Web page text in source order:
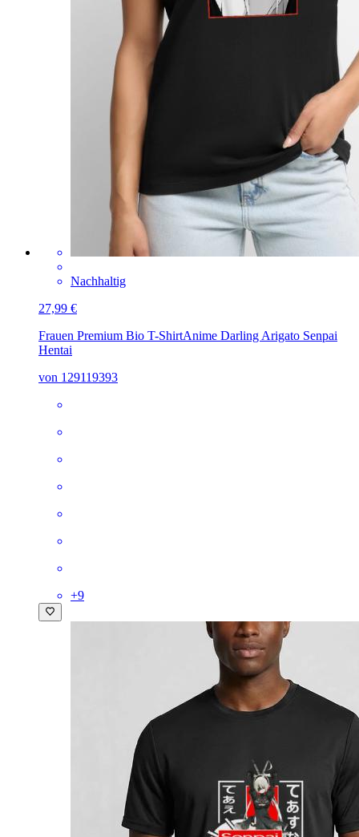
Nachhaltig
27,99 €
Frauen Premium Bio T-ShirtAnime Darling Arigato Senpai
Hentai
von 129119393
+9